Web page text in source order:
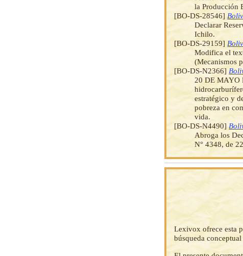
la Producción
[BO-DS-28546]
Declarar
Ichilo.
[BO-DS-29159]
Modifica el
(Mecanismos
[BO-DS-N2366]
20 DE MAYO
estratégico y
pobreza en
vida.
[BO-DS-N4490]
Abroga los
N° 4348, de
Lexivox ofrece esta
búsqueda